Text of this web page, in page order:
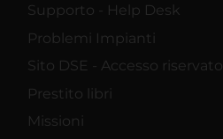
Supporto - Help Desk
Problemi Impianti
Sito DSE - Accesso riservato
Prestito libri
Missioni